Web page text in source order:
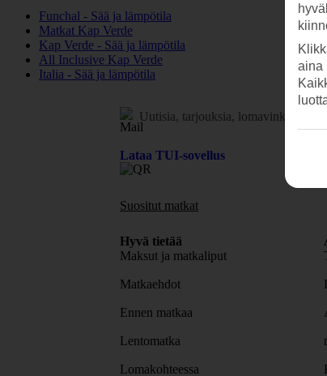
Funchal - Sää ja lämpötila
Matkat Kap Verde
Kap Verde - Sää ja lämpötila
All Inclusive Kap Verde
Italia - Sää ja lämpötila
Uutisia, tarjouksia, lomavinkkejä.
Lataa TUI-sovellus
Suositut matkat
Hyvä tietää
Maksut ja matkaliput
Matkaehdot
Ennen matkaa
Lentomatka
Lomakohteessa
aina